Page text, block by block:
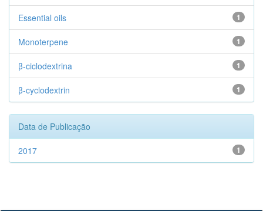
1
Essential oils
1
Monoterpene
1
β-ciclodextrina
1
β-cyclodextrin
Data de Publicação
1
2017